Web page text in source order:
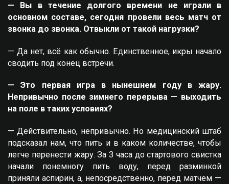
— Вы в течение долгого времени не играли в
основном составе, сегодня провели весь матч от
звонка до звонка. Отвыкли от такой нагрузки?
— Да нет, всё как обычно. Единственное, икры начало
сводить под конец встречи.
— Это первая игра в нынешнем году в жару.
Непривычно после зимнего перерыва — выходить
на поле в таких условиях?
— Действительно, непривычно. Но медицинский штаб
подсказал нам, что пить и в каком количестве, чтобы
легче перенести жару. За 3 часа до стартового свистка
начали понемногу пить воду, перед разминкой
приняли аспирин, а, непосредственно, перед матчем —